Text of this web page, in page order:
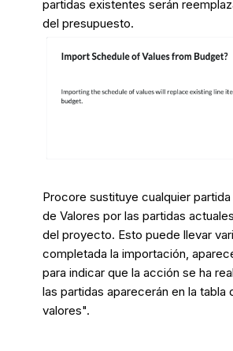
partidas existentes serán
del presupuesto.
Procore sustituye cualquier
de Valores por las partidas
del proyecto. Esto puede llevar
completada la importación,
para indicar que la acción se ha
las partidas aparecerán en la tabla
valores".